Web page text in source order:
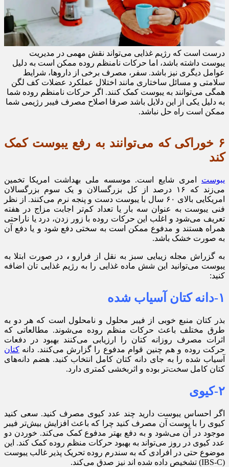
درست است که رژیم غذایی می‌تواند نقش مهمی در مدیریت
یبوست داشته باشد، اما حرکات نامنظم روده ممکن است به دلیل
عوامل دیگری نیز باشد. سفر، مصرف برخی از داروها، شرایط
سلامتی و مسائل ساختاری مانند اختلال عملکرد عضلات کف لگن
همگی می‌توانند به یبوست کمک کنند. اگر حرکات نامنظم روده شما
به دلیل یکی از این دلایل باشد صرفا اصلاح مصرف فیبر رژیمی شما
ممکن است راه حل نباشد.
۶ خوراکی که می‌توانند به رفع یبوست کمک
کند
یبوست امری شایع است. موسسه ملی بهداشت امریکا تخمین
می‌زند که ۱۶ درصد از کل بزرگسالان و یک سوم بزرگسالان
امریکایی بالای ۶۰ سال با یبوست دست و پنجه نرم می‌کنند. از نظر
فنی یبوست به عنوان سه بار یا تعداد کم‌تر اجابت مزاج در هفته
تعریف می‌شود و اغلب این حرکات روده با زور زدن، درد یا ناراحتی
همراه هستند و مدفوع ممکن است به سختی دفع شود و یا دفع آن
به صورت خشک باشد.
به گزراش مجله زیبایی سبز به نقل از فرارو ، در صورت ابتلا به
یبوست می‌توانید این شش ماده غذایی را به رژیم غذایی تان اضافه
کنید:
۱-دانه کتان آسیاب شده
بذر کتان منبع خوبی از فیبر محلول و نامحلول است که هر دو به
طرق مختلف باعث حرکات منظم روده می‌شوند. مطالعاتی که
اثرات مصرف روزانه کتان را ارزیابی می‌کنند بهبود در دفعات
حرکت روده و هم چنین قوام مدفوع را گزارش می‌کنند. دانه کتان
آسیاب شده را به جای دانه کتان کامل انتخاب کنید. هضم دانه‌های
کتان کامل سخت‌تر بوده و اثربخشی کمتری دارد.
۲-کیوی
اگر احساس یبوست دارید چند عدد کیوی مصرف کنید. سعی کنید
کیوی را با پوست آن مصرف کنید چرا که باعث افزایش بیش‌تر فیبر
موجود در آن می‌شود و به دفع بهتر مدفوع کمک می‌کند. خوردن دو
عدد کیوی در روز می‌تواند به بهبود حرکات منظم روده کمک کند. این
موضوع حتی در افرادی که به سندرم روده تحریک پذیر غالب یبوست
(IBS-C) تشخیص داده شده اند نیز صدق می‌کند.